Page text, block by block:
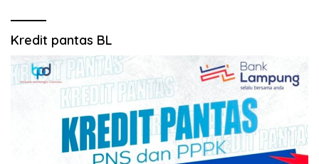
Kredit pantas BL